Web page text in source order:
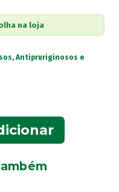
na loja
, Antipruriginosos e